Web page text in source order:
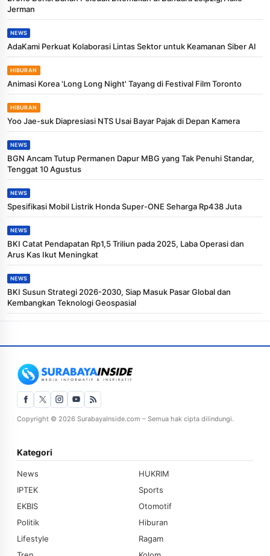
Jerman
NEWS
AdaKami Perkuat Kolaborasi Lintas Sektor untuk Keamanan Siber AI
HIBURAN
Animasi Korea 'Long Long Night' Tayang di Festival Film Toronto
HIBURAN
Yoo Jae-suk Diapresiasi NTS Usai Bayar Pajak di Depan Kamera
NEWS
BGN Ancam Tutup Permanen Dapur MBG yang Tak Penuhi Standar,
Tenggat 10 Agustus
NEWS
Spesifikasi Mobil Listrik Honda Super-ONE Seharga Rp438 Juta
NEWS
BKI Catat Pendapatan Rp1,5 Triliun pada 2025, Laba Operasi dan
Arus Kas Ikut Meningkat
NEWS
BKI Susun Strategi 2026-2030, Siap Masuk Pasar Global dan
Kembangkan Teknologi Geospasial
Copyright © 2026 SurabayaInside.com – Semua hak cipta dilindungi.
Kategori
News
HUKRIM
IPTEK
Sports
EKBIS
Otomotif
Politik
Hiburan
Lifestyle
Ragam